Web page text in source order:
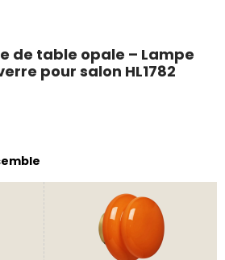
de table opale – Lampe
pour salon HL1782